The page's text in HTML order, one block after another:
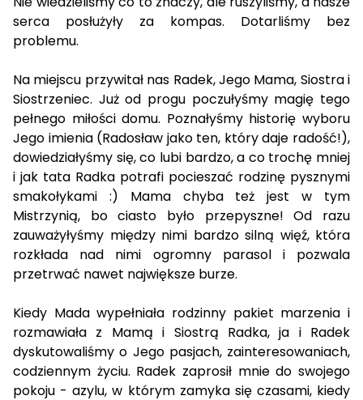
serca posłużyły za kompas. Dotarliśmy bez
problemu.
Na miejscu przywitał nas Radek, Jego Mama, Siostra i
Siostrzeniec. Już od progu poczułyśmy magię tego
pełnego miłości domu. Poznałyśmy historię wyboru
Jego imienia (Radosław jako ten, który daje radość!),
dowiedziałyśmy się, co lubi bardzo, a co trochę mniej
i jak tata Radka potrafi pocieszać rodzinę pysznymi
smakołykami :) Mama chyba też jest w tym
Mistrzynią, bo ciasto było przepyszne! Od razu
zauważyłyśmy między nimi bardzo silną więź, która
rozkłada nad nimi ogromny parasol i pozwala
przetrwać nawet największe burze.
Kiedy Mada wypełniała rodzinny pakiet marzenia i
rozmawiała z Mamą i Siostrą Radka, ja i Radek
dyskutowaliśmy o Jego pasjach, zainteresowaniach,
codziennym życiu. Radek zaprosił mnie do swojego
pokoju - azylu, w którym zamyka się czasami, kiedy